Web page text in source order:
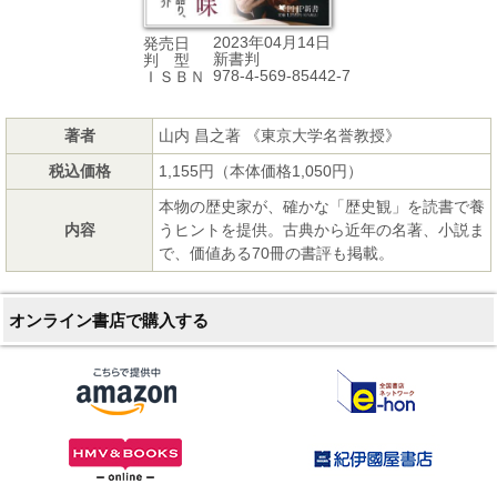
発売日
2023年04月14日
判 型
新書判
ＩＳＢＮ
978-4-569-85442-7
著者
山内 昌之著 《東京大学名誉教授》
税込価格
1,155円（本体価格1,050円）
内容
本物の歴史家が、確かな「歴史観」を読書で養
うヒントを提供。古典から近年の名著、小説ま
で、価値ある70冊の書評も掲載。
オンライン書店で購入する